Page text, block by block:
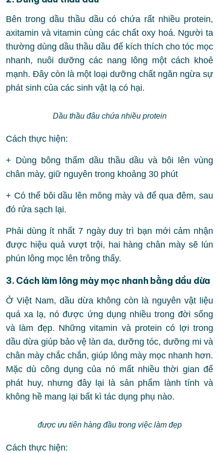
Bên trong dầu thầu dầu có chứa rất nhiều protein,
axitamin và vitamin cùng các chất oxy hoá. Người ta
thường dùng dầu thầu dầu để kích thích cho tóc mọc
nhanh, nuôi dưỡng các nang lông một cách khoẻ
mạnh. Đây còn là một loại dưỡng chất ngăn ngừa sự
phát sinh của các sinh vật lạ có hại.
Dầu thầu đâu chứa nhiều protein
Cách thực hiện:
+ Dùng bông thấm dầu thầu dầu và bôi lên vùng
chân mày, giữ nguyên trong khoảng 30 phút
+ Có thể bôi dầu lên mông mày và để qua đêm, sau
đó rửa sạch lại.
Phải dùng ít nhất 7 ngày duy trì bạn mới cảm nhận
được hiệu quả vượt trội, hai hàng chân mày sẽ lún
phún lông mọc lên trông thấy.
3. Cách làm lông mày mọc nhanh bằng dầu dừa
Ở Việt Nam, dầu dừa không còn là nguyên vật liệu
quá xa lạ, nó được ứng dụng nhiều trong đời sống
và làm đẹp. Những vitamin và protein có lợi trong
dầu dừa giúp bảo vệ làn da, dưỡng tóc, dưỡng mi và
chân mày chắc chắn, giúp lông mày mọc nhanh hơn.
Mặc dù công dụng của nó mất nhiều thời gian để
phát huy, nhưng đây lại là sản phẩm lành tính và
không hề mang lại bất kì tác dụng phụ nào.
được ưu tiên hàng đầu trong việc làm đẹp
Cách thực hiện: